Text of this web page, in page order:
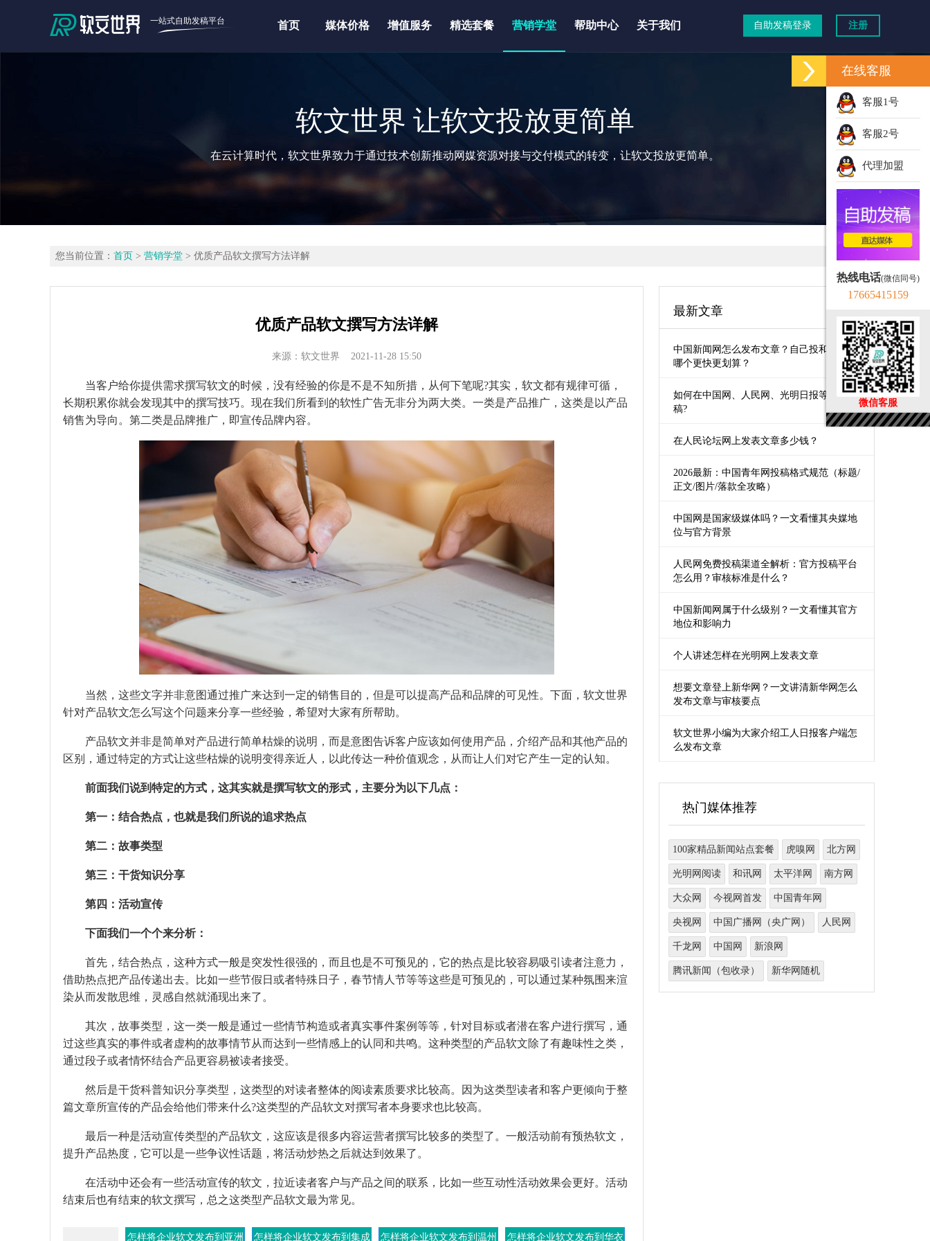
一站式自助发稿平台 首页 媒体价格 增值服务 精选套餐 营销学堂 帮助中心 关于我们 自助发稿登录 注册
软文世界 让软文投放更简单
在云计算时代，软文世界致力于通过技术创新推动网媒资源对接与交付模式的转变，让软文投放更简单。
您当前位置： 首页 > 营销学堂 > 优质产品软文撰写方法详解
优质产品软文撰写方法详解
来源：软文世界 2021-11-28 15:50
当客户给你提供需求撰写软文的时候，没有经验的你是不是不知所措，从何下笔呢?其实，软文都有规律可循，
长期积累你就会发现其中的撰写技巧。现在我们所看到的软性广告无非分为两大类。一类是产品推广，这类是以产品
销售为导向。第二类是品牌推广，即宣传品牌内容。
当然，这些文字并非意图通过推广来达到一定的销售目的，但是可以提高产品和品牌的可见性。下面，软文世界
针对产品软文怎么写这个问题来分享一些经验，希望对大家有所帮助。
产品软文并非是简单对产品进行简单枯燥的说明，而是意图告诉客户应该如何使用产品，介绍产品和其他产品的
区别，通过特定的方式让这些枯燥的说明变得亲近人，以此传达一种价值观念，从而让人们对它产生一定的认知。
前面我们说到特定的方式，这其实就是撰写软文的形式，主要分为以下几点：
第一：结合热点，也就是我们所说的追求热点
第二：故事类型
第三：干货知识分享
第四：活动宣传
下面我们一个个来分析：
首先，结合热点，这种方式一般是突发性很强的，而且也是不可预见的，它的热点是比较容易吸引读者注意力，
借助热点把产品传递出去。比如一些节假日或者特殊日子，春节情人节等等这些是可预见的，可以通过某种氛围来渲
染从而发散思维，灵感自然就涌现出来了。
其次，故事类型，这一类一般是通过一些情节构造或者真实事件案例等等，针对目标或者潜在客户进行撰写，通
过这些真实的事件或者虚构的故事情节从而达到一些情感上的认同和共鸣。这种类型的产品软文除了有趣味性之类，
通过段子或者情怀结合产品更容易被读者接受。
然后是干货科普知识分享类型，这类型的对读者整体的阅读素质要求比较高。因为这类型读者和客户更倾向于整
篇文章所宣传的产品会给他们带来什么?这类型的产品软文对撰写者本身要求也比较高。
最后一种是活动宣传类型的产品软文，这应该是很多内容运营者撰写比较多的类型了。一般活动前有预热软文，
提升产品热度，它可以是一些争议性话题，将活动炒热之后就达到效果了。
在活动中还会有一些活动宣传的软文，拉近读者客户与产品之间的联系，比如一些互动性活动效果会更好。活动
结束后也有结束的软文撰写，总之这类型产品软文最为常见。
怎样将企业软文发布到亚洲 怎样将企业软文发布到集成 怎样将企业软文发布到温州 怎样将企业软文发布到华衣
最新文章
中国新闻网怎么发布文章？自己投和第三方
哪个更快更划算？
如何在中国网、人民网、光明日报等媒体发
稿?
在人民论坛网上发表文章多少钱？
2026最新：中国青年网投稿格式规范（标题/
正文/图片/落款全攻略）
中国网是国家级媒体吗？一文看懂其央媒地
位与官方背景
人民网免费投稿渠道全解析：官方投稿平台
怎么用？审核标准是什么？
中国新闻网属于什么级别？一文看懂其官方
地位和影响力
个人讲述怎样在光明网上发表文章
想要文章登上新华网？一文讲清新华网怎么
发布文章与审核要点
软文世界小编为大家介绍工人日报客户端怎
么发布文章
热门媒体推荐
100家精品新闻站点套餐 虎嗅网 北方网
光明网阅读 和讯网 太平洋网 南方网
大众网 今视网首发 中国青年网
央视网 中国广播网（央广网） 人民网
千龙网 中国网 新浪网
腾讯新闻（包收录） 新华网随机
在线客服
客服1号
客服2号
代理加盟
热线电话(微信同号)
17665415159
微信客服